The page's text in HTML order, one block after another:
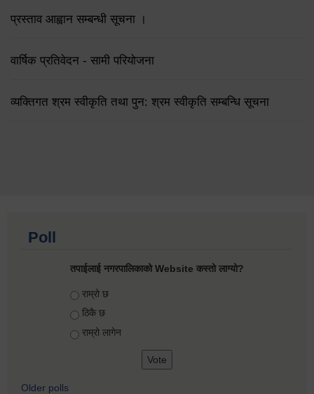
प्रस्ताव आह्वान सम्बन्धी सूचना ।
वार्षिक प्रतिवेदन - सामी परियोजना
व्यक्तिगत श्रम स्वीकृति तथा पुन: श्रम स्वीकृति सम्बन्धि सूचना
Poll
तपाईलाई नगरपालिकाको Website कस्तो लाग्यो?
Choices
राम्रो छ
ठिकै छ
राम्रो लागेन
Older polls